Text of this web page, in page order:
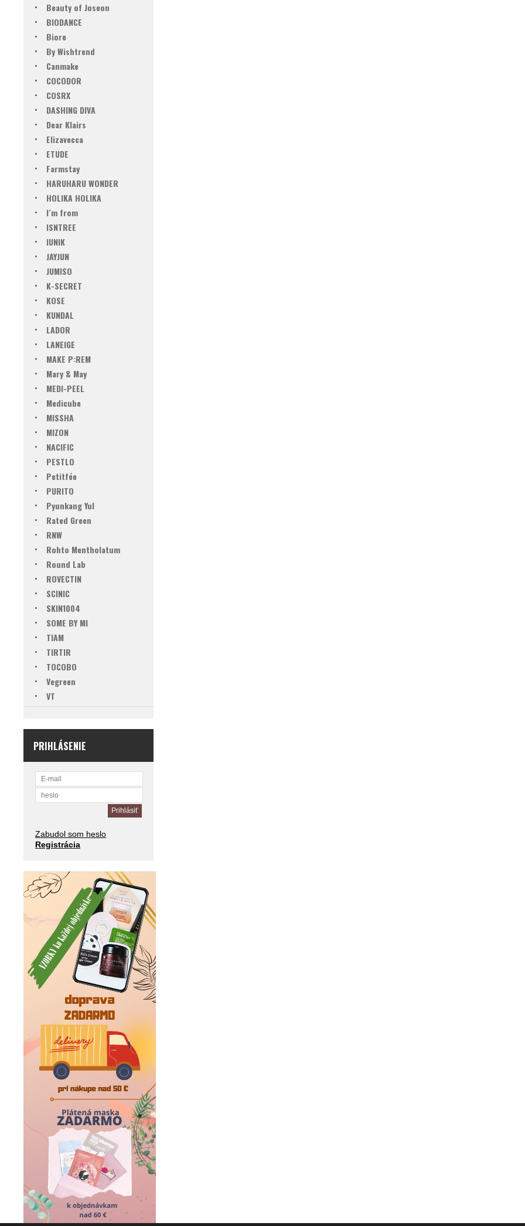
Beauty of Joseon
BIODANCE
Biore
By Wishtrend
Canmake
COCODOR
COSRX
DASHING DIVA
Dear Klairs
Elizavecca
ETUDE
Farmstay
HARUHARU WONDER
HOLIKA HOLIKA
I´m from
ISNTREE
IUNIK
JAYJUN
JUMISO
K-SECRET
KOSE
KUNDAL
LADOR
LANEIGE
MAKE P:REM
Mary & May
MEDI-PEEL
Medicube
MISSHA
MIZON
NACIFIC
PESTLO
Petitfée
PURITO
Pyunkang Yul
Rated Green
RNW
Rohto Mentholatum
Round Lab
ROVECTIN
SCINIC
SKIN1004
SOME BY MI
TIAM
TIRTIR
TOCOBO
Vegreen
VT
PRIHLÁSENIE
Zabudol som heslo
Registrácia